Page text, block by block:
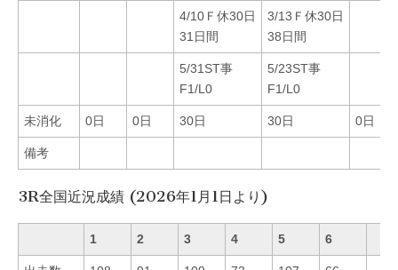
4/10Ｆ休30日
31日間
3/13Ｆ休30日
38日間
5/31ST事
F1/L0
5/23ST事
F1/L0
未消化 0日 0日 30日 30日 0日
備考
3R全国近況成績 (2026年1月1日より)
1 2 3 4 5 6